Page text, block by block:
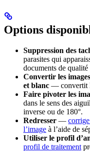
Options
Suppression des
parasites qui
documents de
Convertir les
et blanc — convertit
Faire pivoter les
dans le sens des
inverse ou de 180°.
Redresser —
l’image à l’aide de
Utiliser le profil
profil de traitement